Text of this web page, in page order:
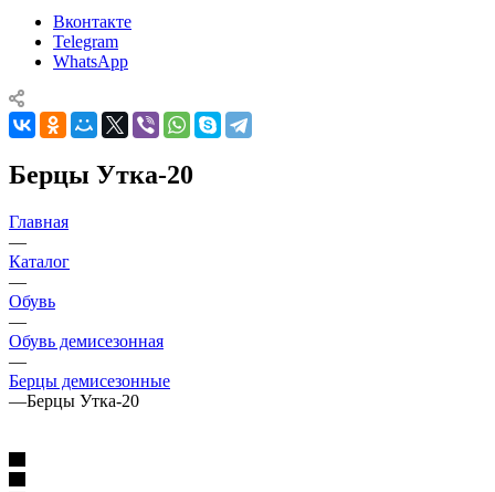
Вконтакте
Telegram
WhatsApp
Берцы Утка-20
Главная
—
Каталог
—
Обувь
—
Обувь демисезонная
—
Берцы демисезонные
—Берцы Утка-20